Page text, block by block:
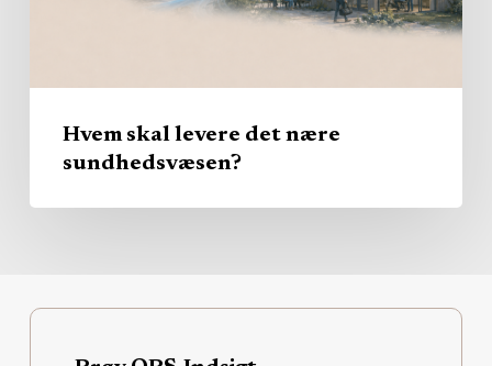
Hvem skal levere det nære
sundhedsvæsen?